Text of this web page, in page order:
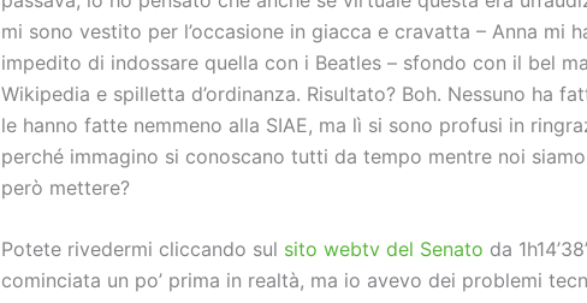
mi sono vestito per l’occasione in giacca e cravatta – Anna mi
impedito di indossare quella con i Beatles – sfondo con il bel
Wikipedia e spilletta d’ordinanza. Risultato? Boh. Nessuno ha
le hanno fatte nemmeno alla SIAE, ma lì si sono profusi in
perché immagino si conoscano tutti da tempo mentre noi
però mettere?
Potete rivedermi cliccando sul sito webtv del Senato da
cominciata un po’ prima in realtà, ma io avevo dei problemi